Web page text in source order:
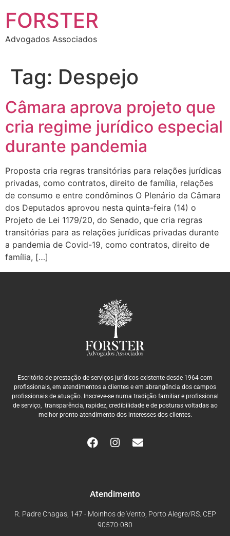
FORSTER
Advogados Associados
Tag: Despejo
Câmara aprova projeto que
cria regime jurídico especial
durante pandemia
Proposta cria regras transitórias para relações jurídicas
privadas, como contratos, direito de família, relações
de consumo e entre condôminos O Plenário da Câmara
dos Deputados aprovou nesta quinta-feira (14) o
Projeto de Lei 1179/20, do Senado, que cria regras
transitórias para as relações jurídicas privadas durante
a pandemia de Covid-19, como contratos, direito de
família, […]
Atendimento
R. Padre Chagas, 147 - Moinhos de Vento, Porto Alegre/RS. CEP
90570-080
Escritório de prestação de serviços jurídicos existente desde 1964 com
profissionais, em atendimentos a clientes e em abrangência dos campos
profissionais de atuação. Inscreve-se numa tradição familiar e profissional
de serviço, transparência, rapidez, credibilidade e de posturas voltadas ao
melhor pronto atendimento dos interesses dos clientes.